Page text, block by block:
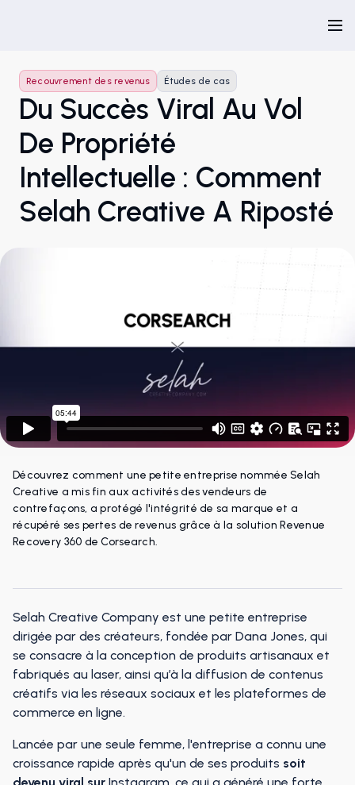
Recouvrement des revenus Études de cas
Du Succès Viral Au Vol
De Propriété
Intellectuelle : Comment
Selah Creative A Riposté
Découvrez comment une petite entreprise nommée Selah
Creative a mis fin aux activités des vendeurs de
contrefaçons, a protégé l'intégrité de sa marque et a
récupéré ses pertes de revenus grâce à la solution Revenue
Recovery 360 de Corsearch.
Selah Creative Company est une petite entreprise
dirigée par des créateurs, fondée par Dana Jones, qui
se consacre à la conception de produits artisanaux et
fabriqués au laser, ainsi qu’à la diffusion de contenus
créatifs via les réseaux sociaux et les plateformes de
commerce en ligne.
Lancée par une seule femme, l'entreprise a connu une
croissance rapide après qu'un de ses produits soit